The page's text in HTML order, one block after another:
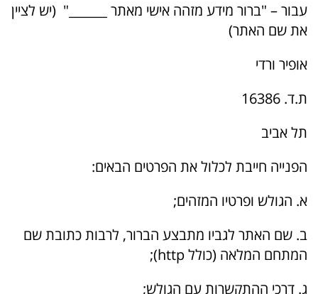
עבור – "ברור מידע מזהה אישי מאתר ______" (יש לציין
את שם האתר)
אופיר ורדי
ת.ד. 16386
תל אביב
הפנייה חייבת לכלול את הפרטים הבאים:
א. הגולש ופרטיו המזהים;
ב. שם האתר לגביו מתבצע הברור, לרבות כתובת שם
המתחם המלאה (כולל http);
ג. דרכי ההתקשרות עם הגולש;